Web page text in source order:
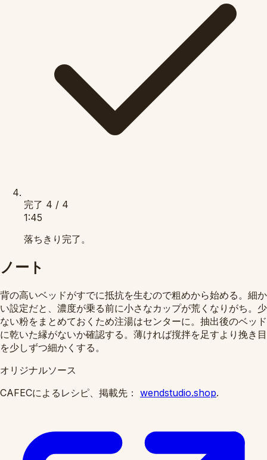
完了 4 / 4
1:45
落ちきり完了。
ノート
背の高いベッドがすでに抵抗を生むので粗めから始める。細か
い設定だと、濃度が乗る前に小さなカップが荒くなりがち。少
ない粉をまとめておくため注湯はセンターに。抽出後のベッド
に乾いた縁がないか確認する。薄ければ撹拌を足すより挽き目
を少しずつ細かくする。
オリジナルソース
CAFECによるレシピ、掲載先： wendstudio.shop.